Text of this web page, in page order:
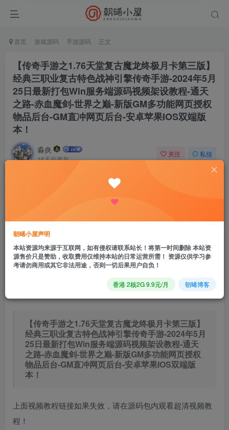
首页 游戏源码 手游源码 正文
【传奇手游之1.76天堂复古魔龙终极月卡第三版】
经典三职业复古特色战神引擎传奇手游-2024年5月
25日最新打包Win服务端源码视频架设教程-通天
之路-赤血魔剑-世界之巅-新版GM多功能网页授权
物品后台-GM直冲网页后台-安卓苹果IOS双端版
本！
淼炎
16天前更新
关注 私信
R9.9
普通会员R 0.9 超级会员免费
立即购买
您当前未登录！建议登陆后购买，可保存购买订单
【传奇手游之1.76天堂复古魔龙终极月卡第三版】
经典三职业复古特色战神引擎传奇手游-2024年5月
25日最新打包Win服务端源码视频架设教程-通天
之路-赤血魔剑-世界之巅-新版GM多功能网页授权
物品后台-GM直冲网页后台-安卓苹果IOS双端版
本！
上面视频教程链接如果失效，请在源码包内观看超清视频教
程！
朝晞小屋声明
本站资源均来源于互联网，如有侵权请联系站长！将第一时间删除 本站资
源售价只是赞助，收取费用仅维持本站的日常运营所需！ 资源仅供学习参
考请勿商用或其它非法用途，否则一切后果用户自负！
香港 2核2G 9.9元/月 朝晞博客